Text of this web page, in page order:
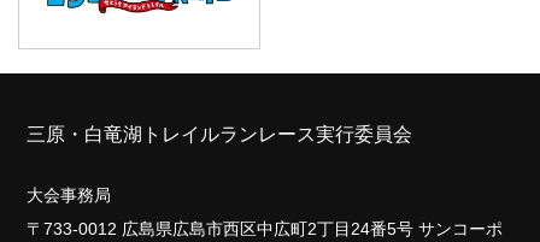
三原・白竜湖トレイルランレース実行委員会
大会事務局
〒733-0012 広島県広島市西区中広町2丁目24番5号 サンコーポ